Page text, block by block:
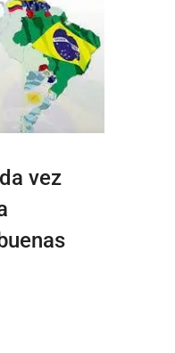
vez